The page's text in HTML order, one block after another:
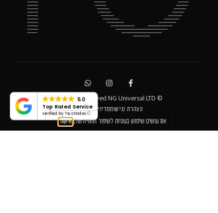
© All rights reserved NG Universal LTD
הצהרת נגישותמדיניות פרטיות
5.0
Top Rated Service
verified by Trustindex
אנו עושים שימוש בעוגיות לשיפור החוויה שלך אישור